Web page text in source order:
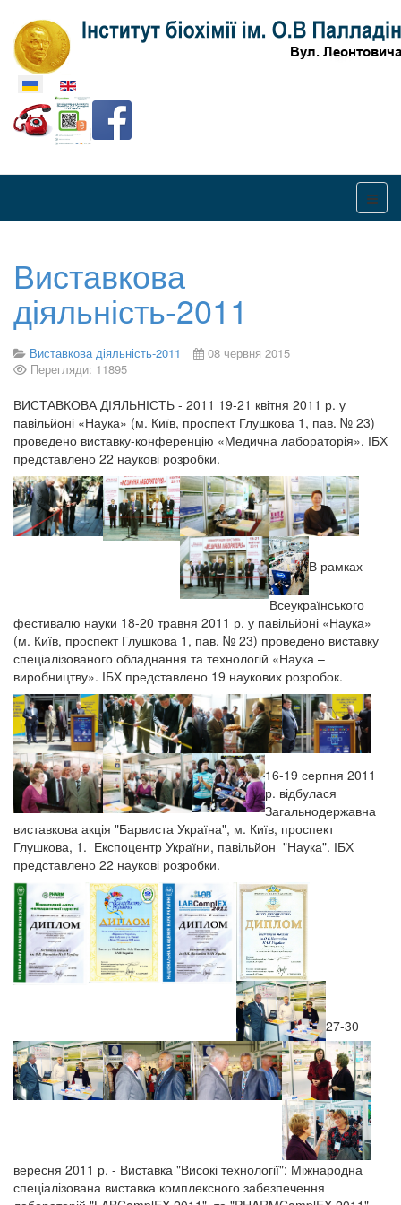
Оберіть свою мову
Виставкова
діяльність-2011
Виставкова діяльність-2011
08 червня 2015
Перегляди: 11895
ВИСТАВКОВА ДІЯЛЬНІСТЬ - 2011 19-21 квітня 2011 р. у
павільйоні «Наука» (м. Київ, проспект Глушкова 1, пав. № 23)
проведено виставку-конференцію «Медична лабораторія». ІБХ
представлено 22 наукові розробки.
В рамках
Всеукраїнського
фестивалю науки 18-20 травня 2011 р. у павільйоні «Наука»
(м. Київ, проспект Глушкова 1, пав. № 23) проведено виставку
спеціалізованого обладнання та технологій «Наука –
виробництву». ІБХ представлено 19 наукових розробок.
16-19 серпня 2011
р. відбулася
Загальнодержавна
виставкова акція "Барвиста Україна", м. Київ, проспект
Глушкова, 1. Експоцентр України, павільйон "Наука". ІБХ
представлено 22 наукові розробки.
27-30
вересня 2011 р. - Виставка "Високі технології": Міжнародна
спеціалізована виставка комплексного забезпечення